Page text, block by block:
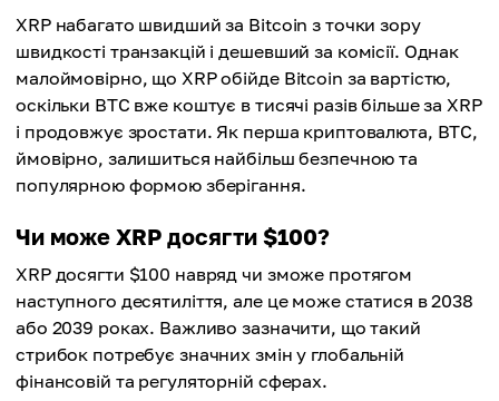
XRP набагато швидший за Bitcoin з точки зору
швидкості транзакцій і дешевший за комісії. Однак
малоймовірно, що XRP обійде Bitcoin за вартістю,
оскільки BTC вже коштує в тисячі разів більше за XRP
і продовжує зростати. Як перша криптовалюта, BTC,
ймовірно, залишиться найбільш безпечною та
популярною формою зберігання.
Чи може XRP досягти $100?
XRP досягти $100 навряд чи зможе протягом
наступного десятиліття, але це може статися в 2038
або 2039 роках. Важливо зазначити, що такий
стрибок потребує значних змін у глобальній
фінансовій та регуляторній сферах.